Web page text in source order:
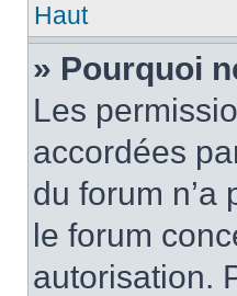
Haut
» Pourquoi
Les
accordées
du forum n’a
le forum
autorisation.